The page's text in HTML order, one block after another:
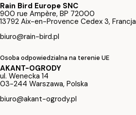
Rain Bird Europe SNC
900 rue Ampère, BP 72000
13792 Aix-en-Provence Cedex 3, Francja
biuro@rain-bird.pl
Osoba odpowiedzialna na terenie UE
AKANT-OGRODY
ul. Wenecka 14
03-244 Warszawa, Polska
biuro@akant-ogrody.pl